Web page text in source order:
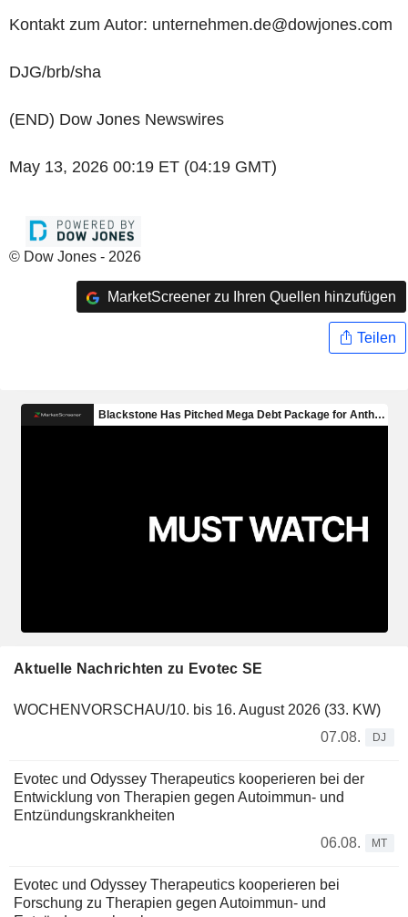
Kontakt zum Autor: unternehmen.de@dowjones.com
DJG/brb/sha
(END) Dow Jones Newswires
May 13, 2026 00:19 ET (04:19 GMT)
© Dow Jones - 2026
MarketScreener zu Ihren Quellen hinzufügen
Teilen
Aktuelle Nachrichten zu Evotec SE
WOCHENVORSCHAU/10. bis 16. August 2026 (33. KW)
07.08.
DJ
Evotec und Odyssey Therapeutics kooperieren bei der
Entwicklung von Therapien gegen Autoimmun- und
Entzündungskrankheiten
06.08.
MT
Evotec und Odyssey Therapeutics kooperieren bei
Forschung zu Therapien gegen Autoimmun- und